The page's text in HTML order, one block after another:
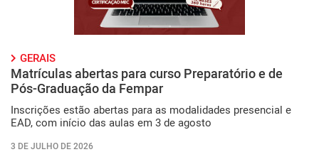
GERAIS
Matrículas abertas para curso Preparatório e de
Pós-Graduação da Fempar
Inscrições estão abertas para as modalidades presencial e
EAD, com início das aulas em 3 de agosto
3 DE JULHO DE 2026